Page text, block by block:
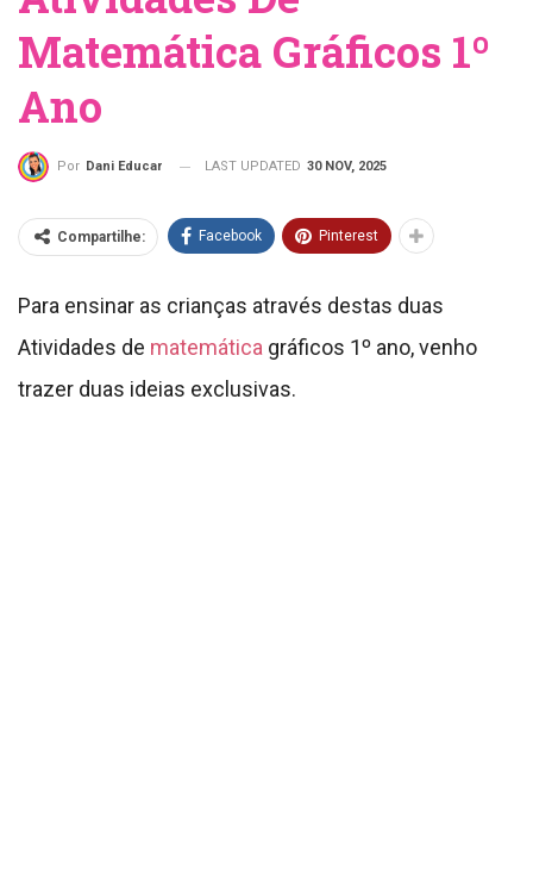
Matemática Gráficos 1º
Ano
Por Dani Educar LAST UPDATED 30 NOV, 2025
Compartilhe: Facebook Pinterest
Para ensinar as crianças através destas duas
Atividades de matemática gráficos 1º ano, venho
trazer duas ideias exclusivas.